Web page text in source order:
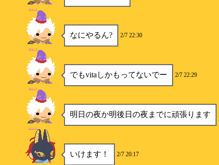
カレー
なにやるん? 2/7 22:30
カレー
でもvitaしかもってないでー 2/7 22:29
カレー
明日の夜か明後日の夜までに頑張ります
カレー
いけます！ 2/7 20:17